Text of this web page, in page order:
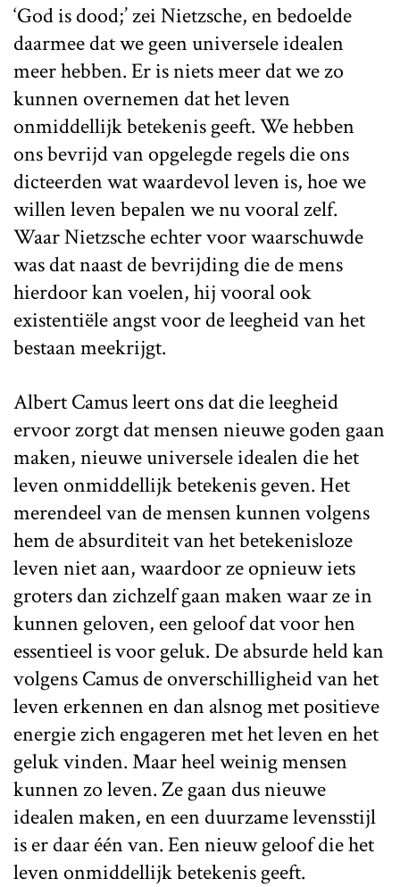
‘God is dood;’ zei Nietzsche, en bedoelde
daarmee dat we geen universele idealen
meer hebben. Er is niets meer dat we zo
kunnen overnemen dat het leven
onmiddellijk betekenis geeft. We hebben
ons bevrijd van opgelegde regels die ons
dicteerden wat waardevol leven is, hoe we
willen leven bepalen we nu vooral zelf.
Waar Nietzsche echter voor waarschuwde
was dat naast de bevrijding die de mens
hierdoor kan voelen, hij vooral ook
existentiële angst voor de leegheid van het
bestaan meekrijgt.
Albert Camus leert ons dat die leegheid
ervoor zorgt dat mensen nieuwe goden gaan
maken, nieuwe universele idealen die het
leven onmiddellijk betekenis geven. Het
merendeel van de mensen kunnen volgens
hem de absurditeit van het betekenisloze
leven niet aan, waardoor ze opnieuw iets
groters dan zichzelf gaan maken waar ze in
kunnen geloven, een geloof dat voor hen
essentieel is voor geluk. De absurde held kan
volgens Camus de onverschilligheid van het
leven erkennen en dan alsnog met positieve
energie zich engageren met het leven en het
geluk vinden. Maar heel weinig mensen
kunnen zo leven. Ze gaan dus nieuwe
idealen maken, en een duurzame levensstijl
is er daar één van. Een nieuw geloof die het
leven onmiddellijk betekenis geeft.